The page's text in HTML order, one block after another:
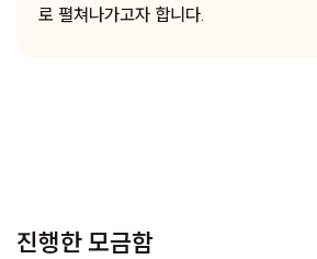
로 펼쳐나가고자 합니다.
진행한 모금함